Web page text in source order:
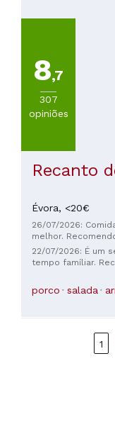
8,7
307
opiniões
Recanto
Évora, <20€
26/07/2026:
melhor.
22/07/2026: É um
tempo famíliar.
porco salada
1